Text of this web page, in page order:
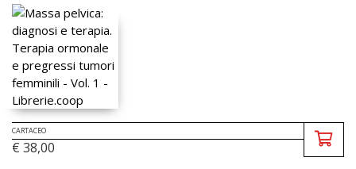
CARTACEO
€ 38,00